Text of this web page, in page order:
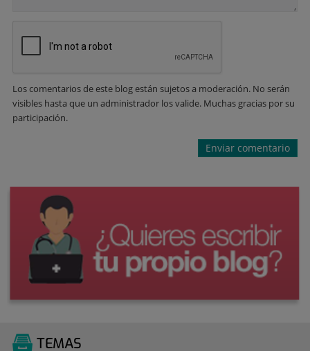
Los comentarios de este blog están sujetos a moderación. No serán
visibles hasta que un administrador los valide. Muchas gracias por su
participación.
TEMAS